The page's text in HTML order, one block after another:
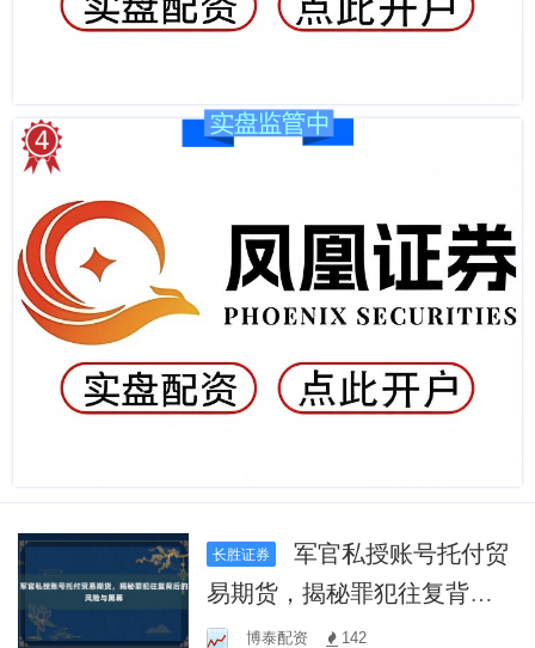
长胜证券
军官私授账号托付贸
易期货，揭秘罪犯往复背后
的风险与黑幕
博泰配资 142